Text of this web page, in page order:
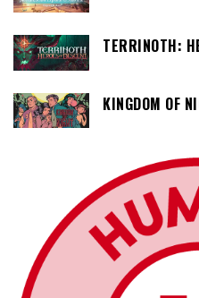
TERRINOTH:
KINGDOM OF